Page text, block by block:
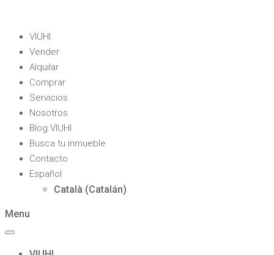
VIUHI
Vender
Alquilar
Comprar
Servicios
Nosotros
Blog VIUHI
Busca tu inmueble
Contacto
Español
Català (Catalán)
Menu